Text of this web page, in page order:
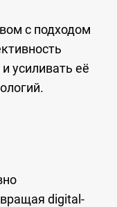
с подходом
усиливать её
digital-